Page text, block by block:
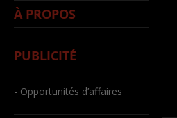
À PROPOS
PUBLICITÉ
- Opportunités d’affaires